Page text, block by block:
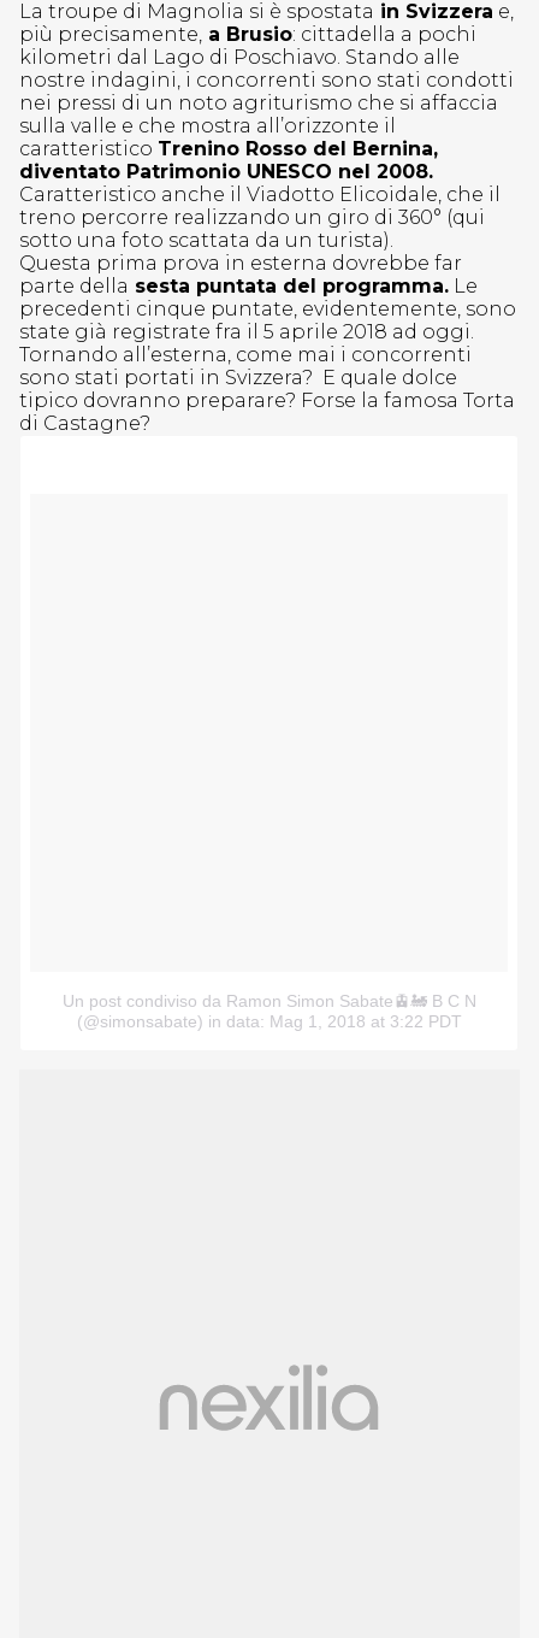
La troupe di Magnolia si è spostata in Svizzera e,
più precisamente, a Brusio: cittadella a pochi
kilometri dal Lago di Poschiavo. Stando alle
nostre indagini, i concorrenti sono stati condotti
nei pressi di un noto agriturismo che si affaccia
sulla valle e che mostra all’orizzonte il
caratteristico Trenino Rosso del Bernina,
diventato Patrimonio UNESCO nel 2008.
Caratteristico anche il Viadotto Elicoidale, che il
treno percorre realizzando un giro di 360° (qui
sotto una foto scattata da un turista).
Questa prima prova in esterna dovrebbe far
parte della sesta puntata del programma. Le
precedenti cinque puntate, evidentemente, sono
state già registrate fra il 5 aprile 2018 ad oggi.
Tornando all’esterna, come mai i concorrenti
sono stati portati in Svizzera? E quale dolce
tipico dovranno preparare? Forse la famosa Torta
di Castagne?
Un post condiviso da Ramon Simon Sabate🚊🚂 B C N
(@simonsabate) in data: Mag 1, 2018 at 3:22 PDT